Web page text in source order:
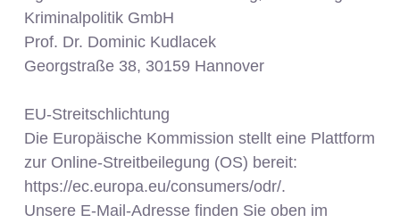
Kriminalpolitik GmbH
Prof. Dr. Dominic Kudlacek
Georgstraße 38, 30159 Hannover
EU-Streitschlichtung
Die Europäische Kommission stellt eine Plattform
zur Online-Streitbeilegung (OS) bereit:
https://ec.europa.eu/consumers/odr/.
Unsere E-Mail-Adresse finden Sie oben im